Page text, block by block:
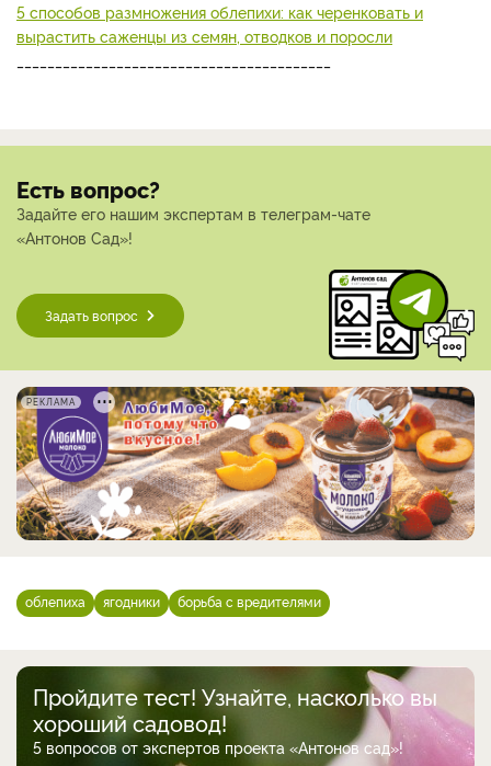
5 способов размножения облепихи: как черенковать и
вырастить саженцы из семян, отводков и поросли
Есть вопрос?
Задайте его нашим экспертам в телеграм-чате
«Антонов Сад»!
Задать вопрос
РЕКЛАМА
облепиха ягодники борьба с вредителями
Пройдите тест! Узнайте, насколько вы
хороший садовод!
5 вопросов от экспертов проекта «Антонов сад»!